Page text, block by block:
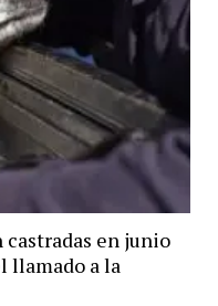
castradas en junio
llamado a la